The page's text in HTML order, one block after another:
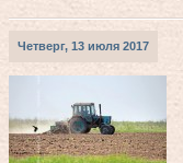
Четверг, 13 июля 2017